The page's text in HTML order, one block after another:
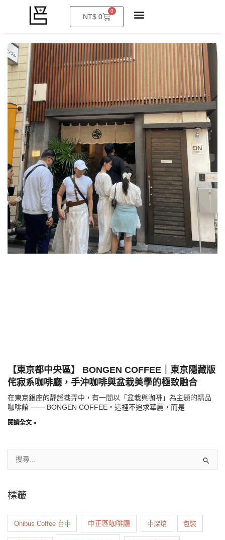
NT$ 0
0
購
【東京都中央區】 BONGEN COFFEE｜東京隱藏版
侘寂系咖啡廳，手沖咖啡與盆栽美學的極致融合
在東京銀座的靜謐巷弄中，有一間以「盆栽與咖啡」為主題的精品
咖啡館 —— BONGEN COFFEE。這裡不追求華麗，而是
閱讀全文 »
標籤
Onibus Coffee 台中 中正區咖啡廳 中深焙 包裝